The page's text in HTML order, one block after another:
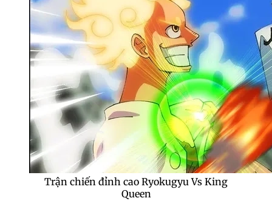
Trận chiến đỉnh cao Ryokugyu Vs King
Queen